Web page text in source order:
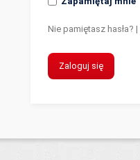
Nie pamiętasz hasła? |
Zaloguj się